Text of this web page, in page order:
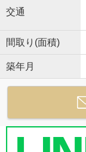
交通
間取り(面積)
築年月